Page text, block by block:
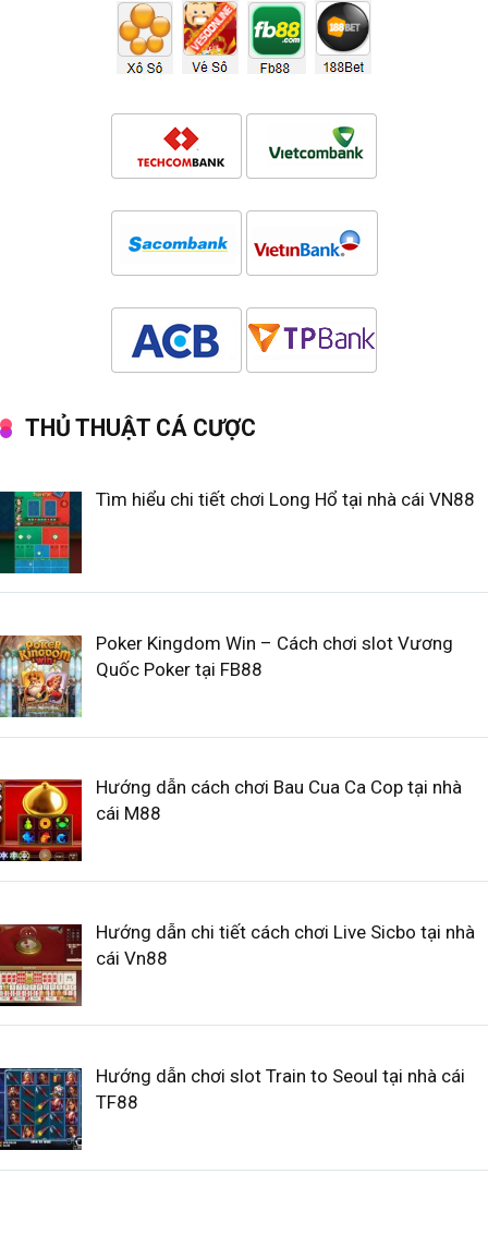
THỦ THUẬT CÁ CƯỢC
Tìm hiểu chi tiết chơi Long Hổ tại nhà cái VN88
Poker Kingdom Win – Cách chơi slot Vương
Quốc Poker tại FB88
Hướng dẫn cách chơi Bau Cua Ca Cop tại nhà
cái M88
Hướng dẫn chi tiết cách chơi Live Sicbo tại nhà
cái Vn88
Hướng dẫn chơi slot Train to Seoul tại nhà cái
TF88